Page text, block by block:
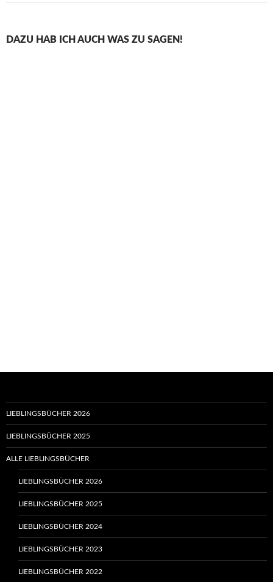
DAZU HAB ICH AUCH WAS ZU SAGEN!
LIEBLINGSBÜCHER 2026
LIEBLINGSBÜCHER 2025
ALLE LIEBLINGSBÜCHER
LIEBLINGSBÜCHER 2026
LIEBLINGSBÜCHER 2025
LIEBLINGSBÜCHER 2024
LIEBLINGSBÜCHER 2023
LIEBLINGSBÜCHER 2022